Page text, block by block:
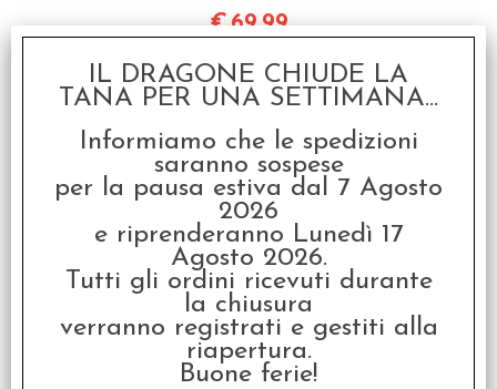
€69,99
I clienti che hanno acquistato questo
prodotto, hanno scelto anche questi
IL DRAGONE CHIUDE LA
TANA PER UNA SETTIMANA...
Informiamo che le spedizioni
saranno sospese
per la pausa estiva dal 7 Agosto
2026
e riprenderanno Lunedì 17
Agosto 2026.
Tutti gli ordini ricevuti durante
la chiusura
verranno registrati e gestiti alla
riapertura.
Buone ferie!